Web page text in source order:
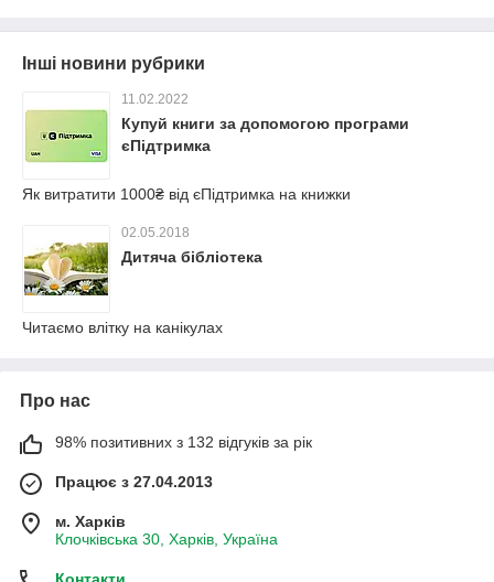
Інші новини рубрики
11.02.2022
Купуй книги за допомогою програми
єПідтримка
Як витратити 1000₴ від єПідтримка на книжки
02.05.2018
Дитяча бібліотека
Читаємо влітку на канікулах
Про нас
98% позитивних з 132 відгуків за рік
Працює з 27.04.2013
м. Харків
Клочківська 30, Харків, Україна